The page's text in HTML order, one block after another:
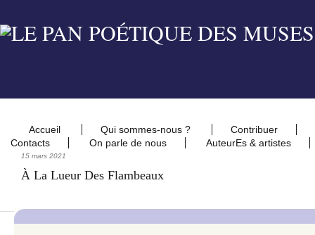
Accueil Qui sommes-nous ?
Contribuer
Contacts
On parle de nous AuteurEs & artistes
15 mars 2021
À La Lueur Des Flambeaux